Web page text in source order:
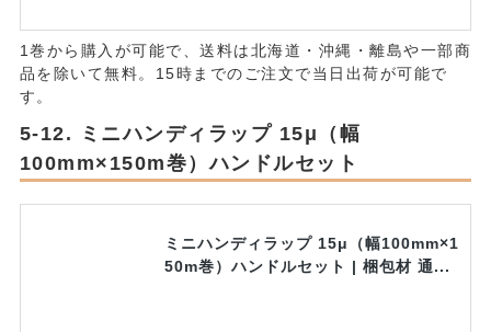
1巻から購入が可能で、送料は北海道・沖縄・離島や一部商
品を除いて無料。15時までのご注文で当日出荷が可能で
す。
ミニハンディラップ 15μ（幅
100mm×150m巻）ハンドルセット
ミニハンディラップ 15μ（幅100mm×1
50m巻）ハンドルセット | 梱包材 通...